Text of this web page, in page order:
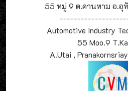
55 หมู่ 9 ต.คานหาม อ.อุ
Automotive Industry
55 Moo.9
A.Utai ,